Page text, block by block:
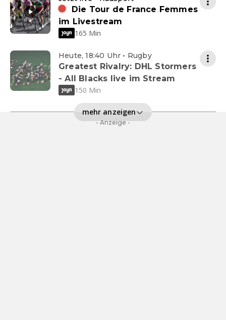
Die Tour de France Femmes
im Livestream
165 Min
Heute, 18:40 Uhr • Rugby
Greatest Rivalry: DHL Stormers
- All Blacks live im Stream
150 Min
mehr anzeigen
- Anzeige -